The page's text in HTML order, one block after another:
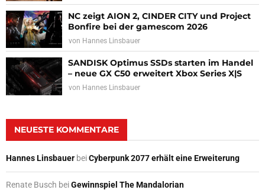
NC zeigt AION 2, CINDER CITY und Project
Bonfire bei der gamescom 2026
von Hannes Linsbauer
SANDISK Optimus SSDs starten im Handel
– neue GX C50 erweitert Xbox Series X|S
von Hannes Linsbauer
NEUESTE KOMMENTARE
Hannes Linsbauer beiCyberpunk 2077 erhält eine Erweiterung
Renate Busch beiGewinnspiel The Mandalorian